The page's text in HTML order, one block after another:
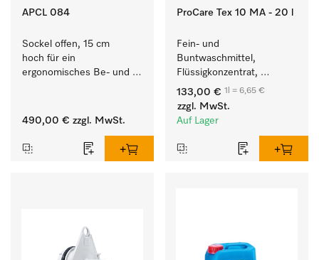
APCL 084
Sockel offen, 15 cm
hoch für ein
ergonomisches Be- und
Trockner.
490,00 € zzgl. MwSt.
ProCare Tex 10 MA - 20 l
Fein- und
Buntwaschmittel,
Flüssigkonzentrat,
mildalkalisch, 20 l zur
Reinigung von
Buntwäsche und
133,00 € 1l = 6,65 €
zzgl. MwSt.
Auf Lager